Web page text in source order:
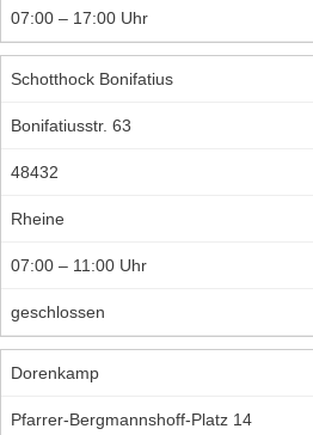
07:00 – 17:00 Uhr
Schotthock Bonifatius
Bonifatiusstr. 63
48432
Rheine
07:00 – 11:00 Uhr
geschlossen
Dorenkamp
Pfarrer-Bergmannshoff-Platz 14